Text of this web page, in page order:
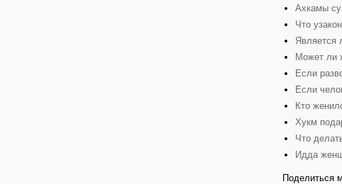
Ахкамы
Что
Является
Может ли
Если
Если
Кто
Хукм
Что
Идда
Поделиться